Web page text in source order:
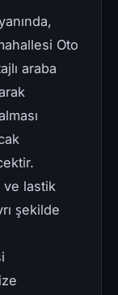
Oto
araba
ve lastik
şekilde